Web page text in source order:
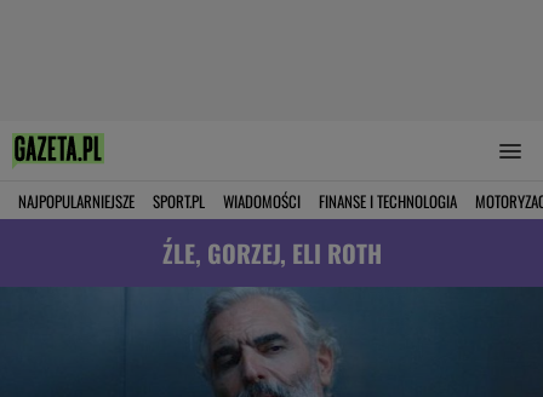
NAJPOPULARNIEJSZE SPORT.PL WIADOMOŚCI FINANSE I TECHNOLOGIA
ŹLE, GORZEJ, ELI ROTH